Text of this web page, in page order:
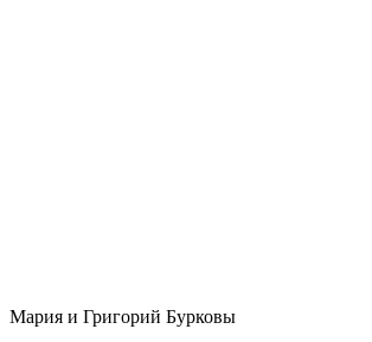
Мария и Григорий Бурковы